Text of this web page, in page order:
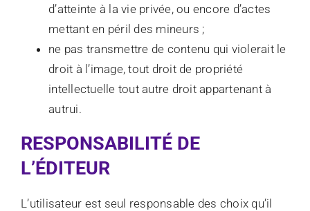
d’atteinte à la vie privée, ou encore d’actes
mettant en péril des mineurs ;
ne pas transmettre de contenu qui violerait le
droit à l’image, tout droit de propriété
intellectuelle tout autre droit appartenant à
autrui.
RESPONSABILITÉ DE
L’ÉDITEUR
L’utilisateur est seul responsable des choix qu’il